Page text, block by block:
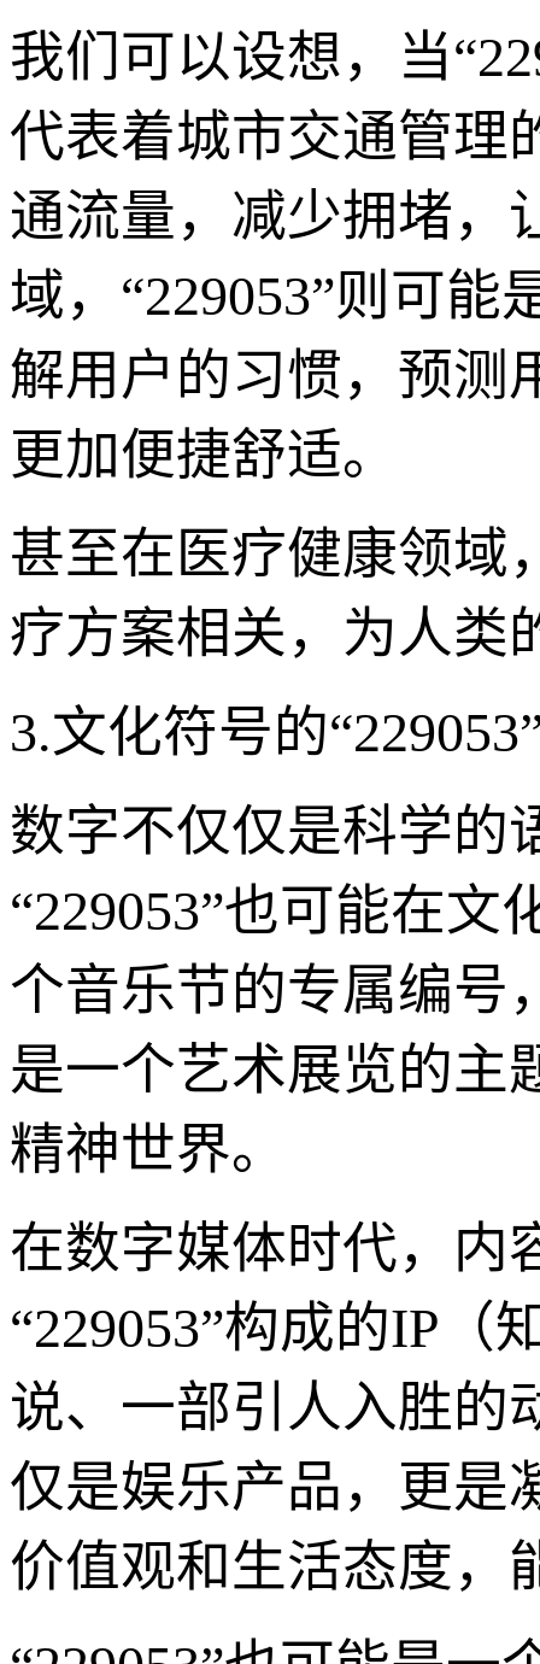
我们可以设想，当
代表着城市交通管理
通流量，减少拥堵，
域，“229053”则可
解用户的习惯，预测
更加便捷舒适。
甚至在医疗健康领域
疗方案相关，为人类
3.文化符号的
数字不仅仅是科学的
“229053”也可能在
个音乐节的专属编号
是一个艺术展览的主
精神世界。
在数字媒体时代，内
“229053”构成的IP
说、一部引人入胜的
仅是娱乐产品，更是
价值观和生活态度，